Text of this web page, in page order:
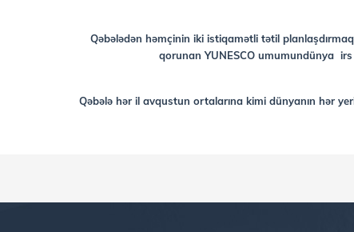
Qəbələdən həmçinin iki istiqamətli tətil
qorunan YUNESCO umumundünya irs
Qəbələ hər il avqustun ortalarına kimi dünyanın hər